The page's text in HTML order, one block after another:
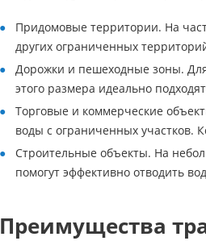
Придомовые территории. На
других ограниченных
Дорожки и пешеходные зоны.
этого размера идеально
Торговые и коммерческие
воды с ограниченных участков.
Строительные объекты. На
помогут эффективно отводить
Преимущества